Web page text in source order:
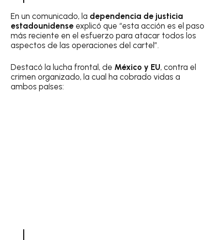
En un comunicado, la dependencia de justicia
estadounidense explicó que “esta acción es el paso
más reciente en el esfuerzo para atacar todos los
aspectos de las operaciones del cartel”.
Destacó la lucha frontal, de México y EU, contra el
crimen organizado, la cual ha cobrado vidas a
ambos países: